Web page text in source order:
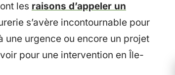
les raisons d’appeler un
s’avère incontournable pour
une urgence ou encore un projet
pour une intervention en Île-